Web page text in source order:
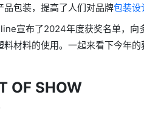
品包装，提高了人们对品牌包装设
宣布了2024年度获奖名单，向
料材料的使用。一起来看下今年的
OF SHOW